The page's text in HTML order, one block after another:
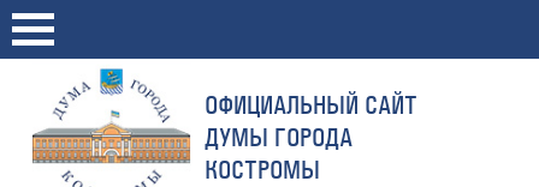
ОФИЦИАЛЬНЫЙ САЙТ
ДУМЫ ГОРОДА
КОСТРОМЫ